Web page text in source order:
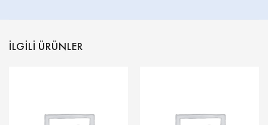
İLGILI ÜRÜNLER